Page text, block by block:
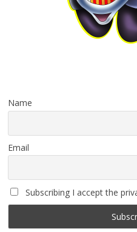
Name
Email
Subscribing I accept the